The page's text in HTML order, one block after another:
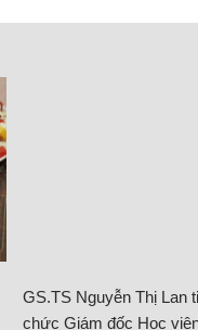
GS.TS Nguyễn Thị Lan
chức Giám đốc Học